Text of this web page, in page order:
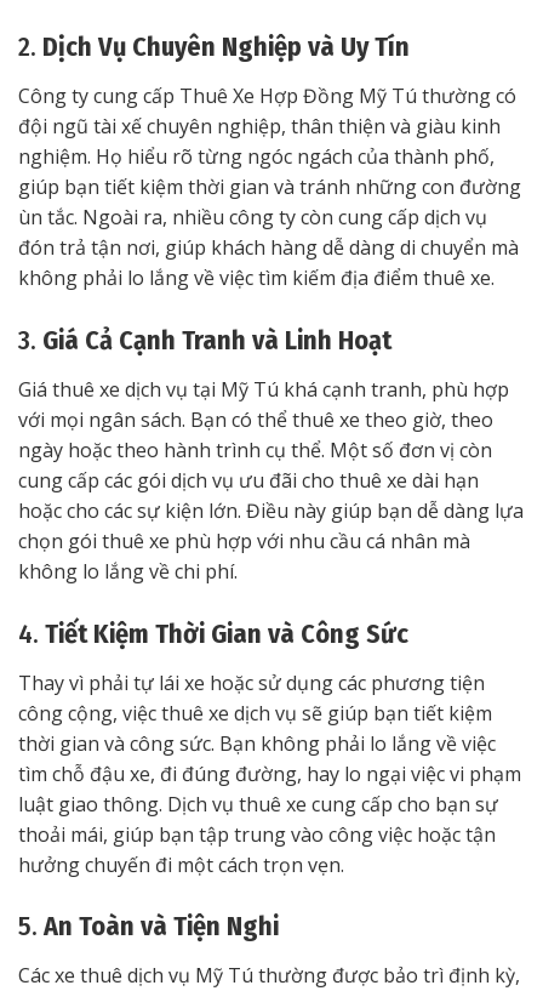
2. Dịch Vụ Chuyên Nghiệp và Uy Tín
Công ty cung cấp Thuê Xe Hợp Đồng Mỹ Tú thường có
đội ngũ tài xế chuyên nghiệp, thân thiện và giàu kinh
nghiệm. Họ hiểu rõ từng ngóc ngách của thành phố,
giúp bạn tiết kiệm thời gian và tránh những con đường
ùn tắc. Ngoài ra, nhiều công ty còn cung cấp dịch vụ
đón trả tận nơi, giúp khách hàng dễ dàng di chuyển mà
không phải lo lắng về việc tìm kiếm địa điểm thuê xe.
3. Giá Cả Cạnh Tranh và Linh Hoạt
Giá thuê xe dịch vụ tại Mỹ Tú khá cạnh tranh, phù hợp
với mọi ngân sách. Bạn có thể thuê xe theo giờ, theo
ngày hoặc theo hành trình cụ thể. Một số đơn vị còn
cung cấp các gói dịch vụ ưu đãi cho thuê xe dài hạn
hoặc cho các sự kiện lớn. Điều này giúp bạn dễ dàng lựa
chọn gói thuê xe phù hợp với nhu cầu cá nhân mà
không lo lắng về chi phí.
4. Tiết Kiệm Thời Gian và Công Sức
Thay vì phải tự lái xe hoặc sử dụng các phương tiện
công cộng, việc thuê xe dịch vụ sẽ giúp bạn tiết kiệm
thời gian và công sức. Bạn không phải lo lắng về việc
tìm chỗ đậu xe, đi đúng đường, hay lo ngại việc vi phạm
luật giao thông. Dịch vụ thuê xe cung cấp cho bạn sự
thoải mái, giúp bạn tập trung vào công việc hoặc tận
hưởng chuyến đi một cách trọn vẹn.
5. An Toàn và Tiện Nghi
Các xe thuê dịch vụ Mỹ Tú thường được bảo trì định kỳ,